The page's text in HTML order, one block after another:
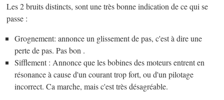
Les 2 bruits distincts, sont une très bonne indication de ce qui se
passe :
Grognement: annonce un glissement de pas, c'est à dire une
perte de pas. Pas bon .
Sifflement : Annonce que les bobines des moteurs entrent en
résonance à cause d'un courant trop fort, ou d'un pilotage
incorrect. Ca marche, mais c'est très désagréable.